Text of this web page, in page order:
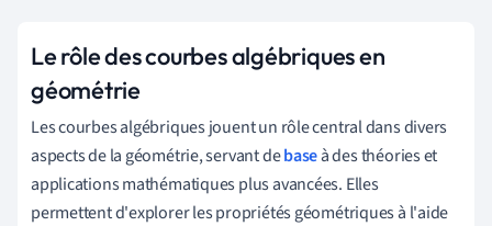
Le rôle des courbes algébriques en
géométrie
Les courbes algébriques jouent un rôle central dans divers
aspects de la géométrie, servant debaseà des théories et
applications mathématiques plus avancées. Elles
permettent d'explorer les propriétés géométriques à l'aide